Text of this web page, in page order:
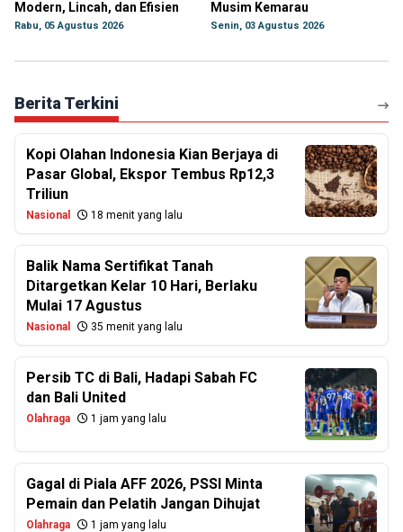
Modern, Lincah, dan Efisien
Rabu, 05 Agustus 2026
Musim Kemarau
Senin, 03 Agustus 2026
Berita Terkini
Kopi Olahan Indonesia Kian Berjaya di
Pasar Global, Ekspor Tembus Rp12,3
Triliun
Nasional 18 menit yang lalu
Balik Nama Sertifikat Tanah
Ditargetkan Kelar 10 Hari, Berlaku
Mulai 17 Agustus
Nasional 35 menit yang lalu
Persib TC di Bali, Hadapi Sabah FC
dan Bali United
Olahraga 1 jam yang lalu
Gagal di Piala AFF 2026, PSSI Minta
Pemain dan Pelatih Jangan Dihujat
Olahraga 1 jam yang lalu